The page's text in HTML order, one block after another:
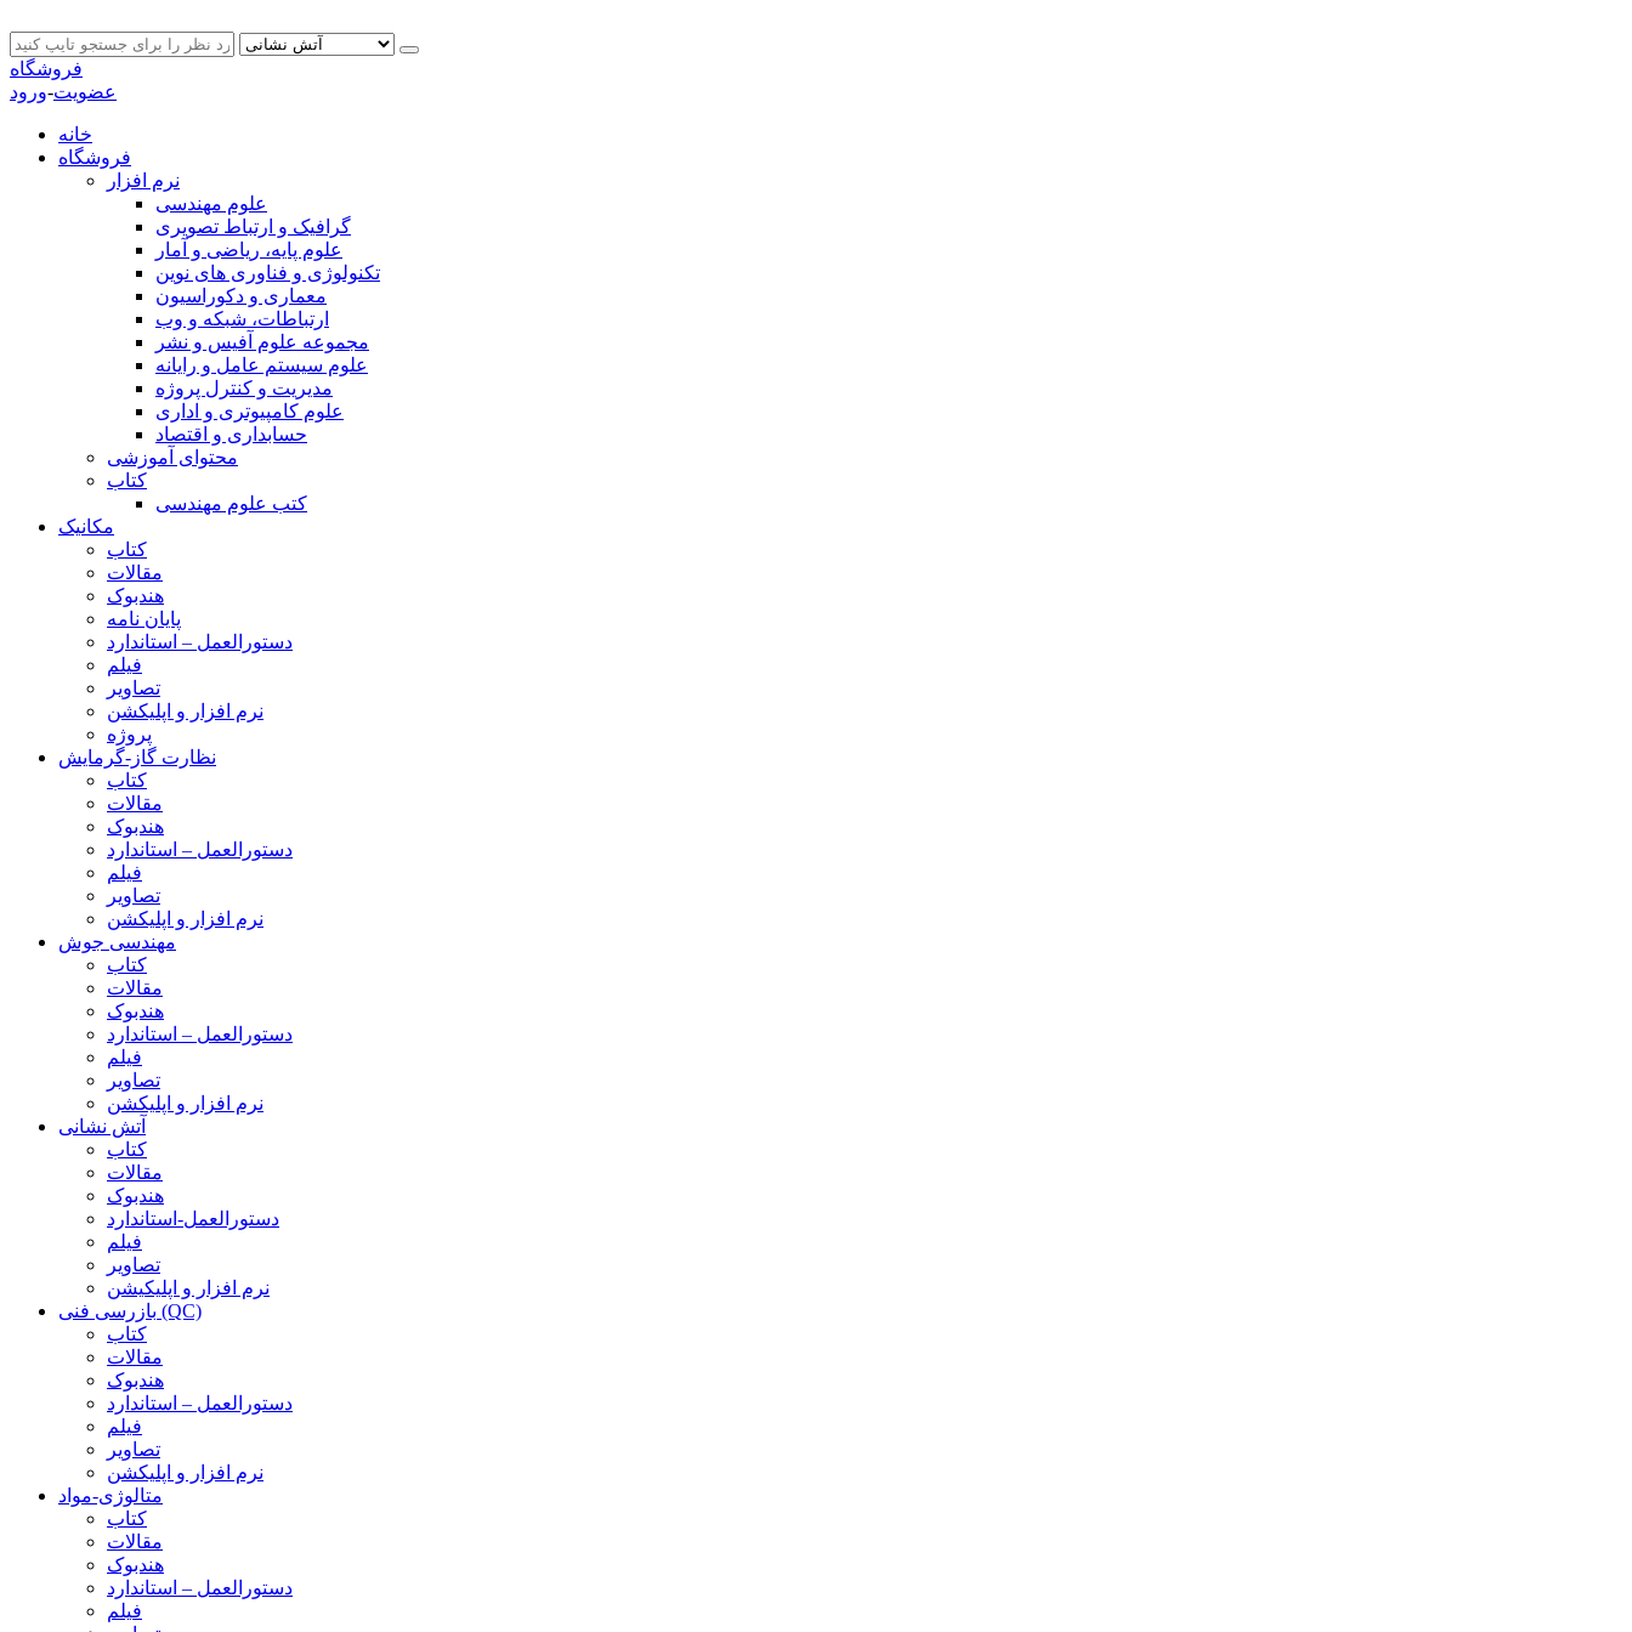
فروشگاه
عضویت-ورود
خانه
فروشگاه
نرم افزار
علوم مهندسی
گرافیک و ارتباط تصویری
علوم پایه، ریاضی و آمار
تکنولوژی و فناوری های نوین
معماری و دکوراسیون
ارتباطات، شبکه و وب
مجموعه علوم آفیس و نشر
علوم سیستم عامل و رایانه
مدیریت و کنترل پروژه
علوم کامپیوتری و اداری
حسابداری و اقتصاد
محتوای آموزشی
کتاب
کتب علوم مهندسی
مکانیک
کتاب
مقالات
هندبوک
پایان نامه
دستورالعمل – استاندارد
فیلم
تصاویر
نرم افزار و اپلیکشن
پروژه
نظارت گاز-گرمایش
کتاب
مقالات
هندبوک
دستورالعمل – استاندارد
فیلم
تصاویر
نرم افزار و اپلیکشن
مهندسی جوش
کتاب
مقالات
هندبوک
دستورالعمل – استاندارد
فیلم
تصاویر
نرم افزار و اپلیکشن
آتش نشانی
کتاب
مقالات
هندبوک
دستورالعمل-استاندارد
فیلم
تصاویر
نرم افزار و اپلیکیشن
بازرسی فنی (QC)
کتاب
مقالات
هندبوک
دستورالعمل – استاندارد
فیلم
تصاویر
نرم افزار و اپلیکشن
متالوژی-مواد
کتاب
مقالات
هندبوک
دستورالعمل – استاندارد
فیلم